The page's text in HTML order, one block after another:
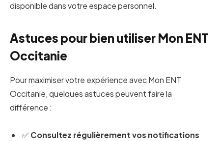
disponible dans votre espace personnel.
Astuces pour bien utiliser Mon ENT
Occitanie
Pour maximiser votre expérience avec Mon ENT
Occitanie, quelques astuces peuvent faire la
différence :
✅ Consultez régulièrement vos notifications